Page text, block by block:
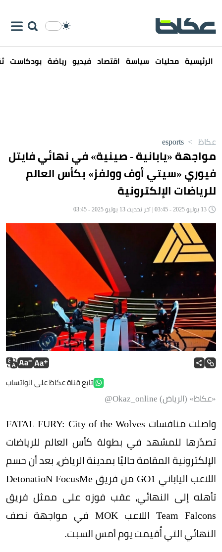
الرئيسية محليات سياسة اقتصاد فيديو رياضة بودكاست
عكاظ >
esports
مواجهة «يابانية - صينية» في نهائي فايتل
فيوري «سيتي أوف وولفز» بكأس العالم
للرياضات الإلكترونية
تابع قناة عكاظ على الواتساب
«عكاظ» (الرياض) Okaz_online@
واصلت منافسات FATAL FURY: City of the Wolves
تصدّرها للمشهد في بطولة كأس العالم للرياضات
الإلكترونية المقامة حاليًا بمدينة الرياض، بعد أن حسم
اللاعب الياباني GO1 من فريق DetonatioN FocusMe
تأهله إلى النهائي، عقب فوزه على ممثل فريق
Team Falcons اللاعب MOK في مواجهة نصف
النهائي التي أُقيمت يوم أمس السبت.